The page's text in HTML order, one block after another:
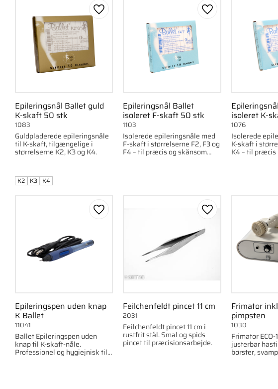
Epileringsnål Ballet guld
K-skaft 50 stk
Guldpladerede epileringsnåle
til K-skaft, tilgængelige i
størrelserne K2, K3 og K4.
1083
Gem som favorit
K2 K3 K4
Epileringsnål Ballet
isoleret F-skaft 50 stk
Isolerede epileringsnåle med
F-skaft i størrelserne F2, F3 og
F4 – til præcis og skånsom
1103
Gem som favorit
isoleret K-
Isolerede
K-skaft i
K4 – til præcis
1076
Epileringspen uden knap
K Ballet
Ballet Epileringspen uden
knap til K-skaft-nåle.
Professionel og hygiejnisk til
11041
Gem som favorit
Feilchenfeldt pincet 11 cm
Feilchenfeldt pincet 11 cm i
rustfrit stål. Smal og spids
pincet til præcisionsarbejde.
2031
Gem som favorit
Frimator
pimpsten
Frimator
justerbar
børster,
1030